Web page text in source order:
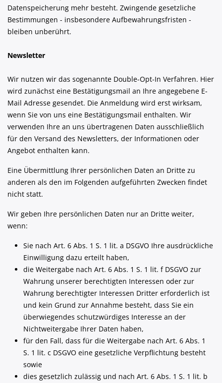
Datenspeicherung mehr besteht. Zwingende gesetzliche
Bestimmungen - insbesondere Aufbewahrungsfristen -
bleiben unberührt.
Newsletter
Wir nutzen wir das sogenannte Double-Opt-In Verfahren. Hier
wird zunächst eine Bestätigungsmail an Ihre angegebene E-
Mail Adresse gesendet. Die Anmeldung wird erst wirksam,
wenn Sie von uns eine Bestätigungsmail enthalten. Wir
verwenden Ihre an uns übertragenen Daten ausschließlich
für den Versand des Newsletters, der Informationen oder
Angebot enthalten kann.
Eine Übermittlung Ihrer persön­lichen Daten an Dritte zu
anderen als den im Folgenden aufgeführten Zwecken findet
nicht statt.
Wir geben Ihre persön­lichen Daten nur an Dritte weiter,
wenn:
Sie nach Art. 6 Abs. 1 S. 1 lit. a DSGVO Ihre ausdrückliche
Einwilligung dazu erteilt haben,
die Weitergabe nach Art. 6 Abs. 1 S. 1 lit. f DSGVO zur
Wahrung unserer berechtigten Interessen oder zur
Wahrung berechtigter Interessen Dritter erforderlich ist
und kein Grund zur Annahme besteht, dass Sie ein
überwiegendes schutzwürdiges Interesse an der
Nichtweitergabe Ihrer Daten haben,
für den Fall, dass für die Weitergabe nach Art. 6 Abs. 1
S. 1 lit. c DSGVO eine gesetzliche Verpflichtung besteht
sowie
dies gesetzlich zulässig und nach Art. 6 Abs. 1 S. 1 lit. b